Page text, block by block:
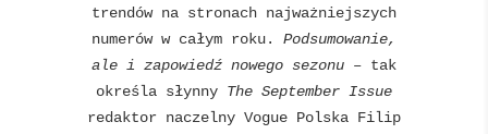
trendów na stronach najważniejszych
numerów w całym roku. Podsumowanie,
ale i zapowiedź nowego sezonu – tak
określa słynny The September Issue
redaktor naczelny Vogue Polska Filip